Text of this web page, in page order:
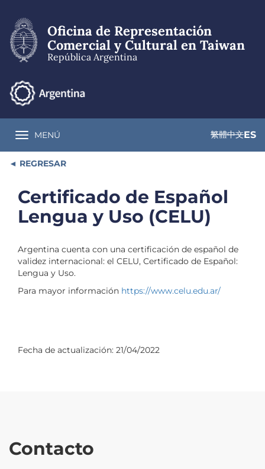
contenido
principal
Oficina de Representación
Comercial y Cultural en Taiwan
República Argentina
Toggle navigation
MENÚ 繁體中文ES
REGRESAR
Certificado de Español
Lengua y Uso (CELU)
Argentina cuenta con una certificación de español de
validez internacional: el CELU, Certificado de Español:
Lengua y Uso.
Para mayor información https://www.celu.edu.ar/
Fecha de actualización: 21/04/2022
Contacto